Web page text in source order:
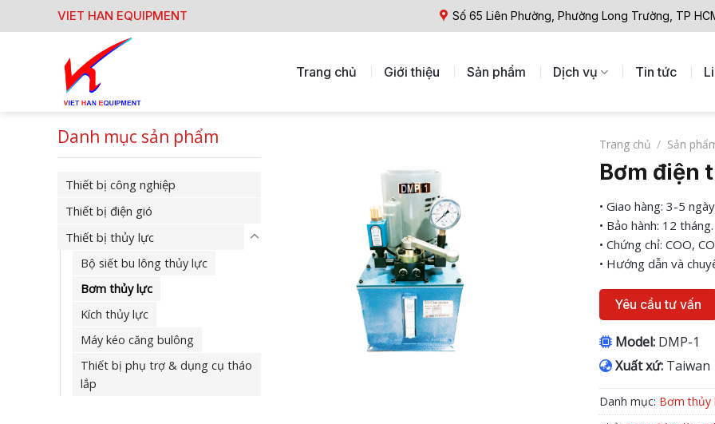
to
VIET HAN EQUIPMENT Số 65 Liên Phường, Phường Long Trường, TP
Trang chủ Giới thiệu Sản phẩm Dịch vụ Tin tức
Danh mục sản phẩm
Thiết bị công nghiệp
Thiết bị điện gió
Thiết bị thủy lực
Bộ siết bu lông thủy lực
Bơm thủy lực
Kích thủy lực
Máy kéo căng bulông
Thiết bị phụ trợ & dụng cụ tháo
lắp
Trang chủ / Sản
Bơm điện
• Giao hàng: 3-5
• Bảo hành: 12 tháng.
• Chứng chỉ: COO,
• Hướng dẫn và
Yêu cầu tư vấn
Model:DMP-1
Xuất xứ:Taiwan
Danh mục: Bơm thủy